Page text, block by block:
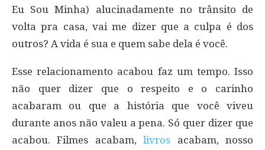
Eu Sou Minha) alucinadamente no trânsito de
volta pra casa, vai me dizer que a culpa é dos
outros? A vida é sua e quem sabe dela é você.
Esse relacionamento acabou faz um tempo. Isso
não quer dizer que o respeito e o carinho
acabaram ou que a história que você viveu
durante anos não valeu a pena. Só quer dizer que
acabou. Filmes acabam,livros acabam, nosso